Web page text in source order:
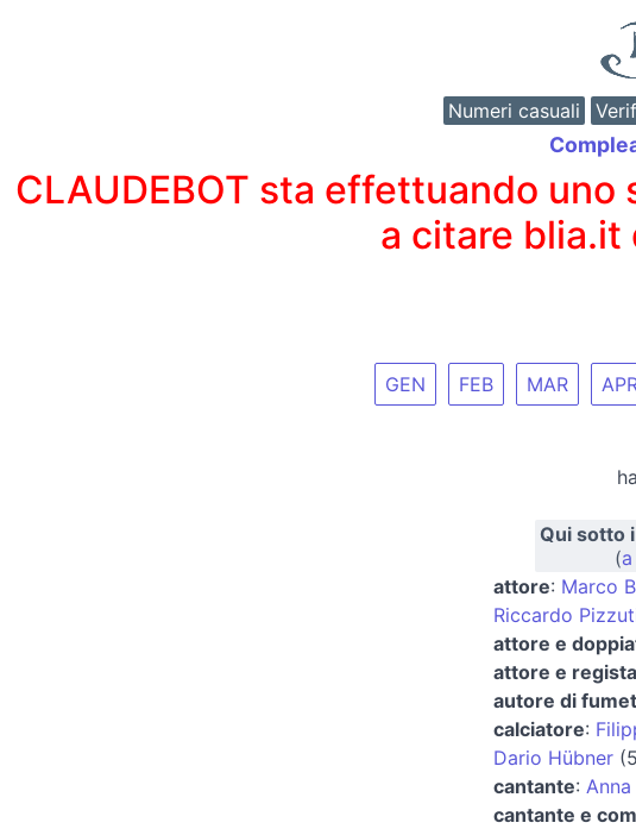
Numeri casuali
CLAUDEBOT sta effettuando
a citare blia.it
GEN FEB MAR
Qui sotto
(
attore: Marco
Riccardo
attore e
attore e regista
autore di
calciatore:
Dario Hübner
cantante:
cantante e